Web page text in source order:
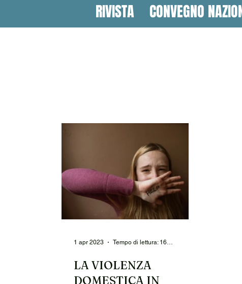
RIVISTA CONVEGNO
LA VIOLENZA
DOMESTICA IN
1 apr 2023 Tempo di lettura: 16 min